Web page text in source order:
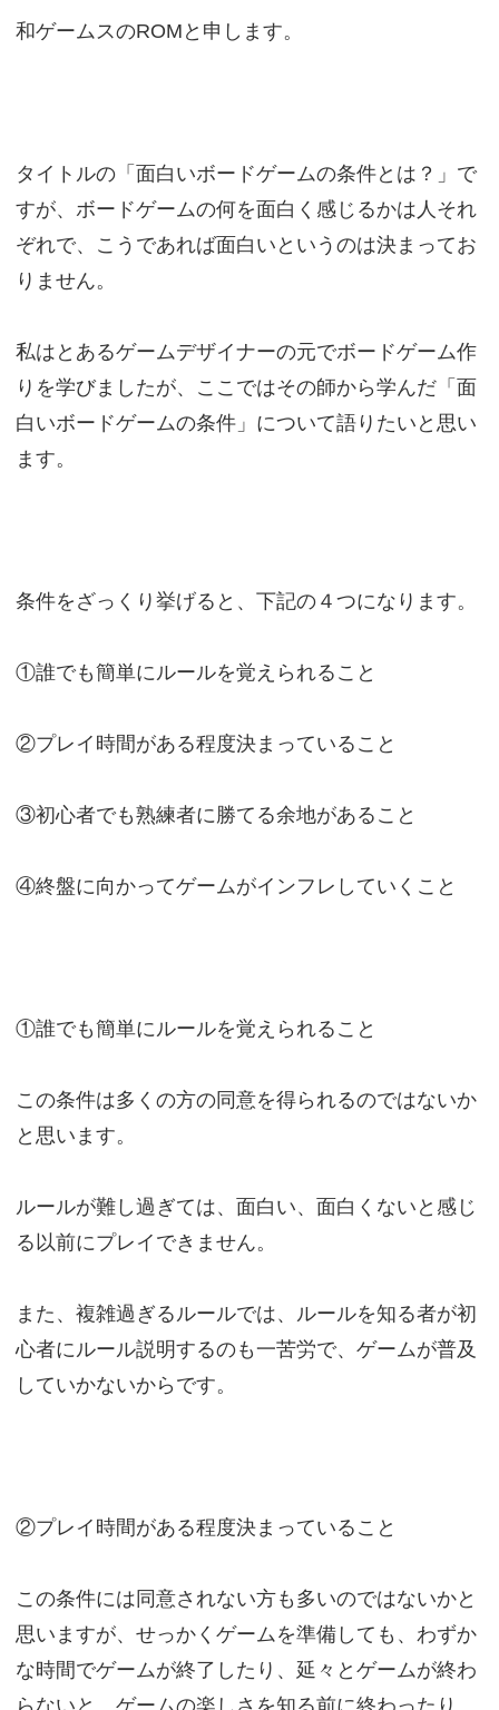
和ゲームスのROMと申します。
タイトルの「面白いボードゲームの条件とは？」で
すが、ボードゲームの何を面白く感じるかは人それ
ぞれで、こうであれば面白いというのは決まってお
りません。
私はとあるゲームデザイナーの元でボードゲーム作
りを学びましたが、ここではその師から学んだ「面
白いボードゲームの条件」について語りたいと思い
ます。
条件をざっくり挙げると、下記の４つになります。
①誰でも簡単にルールを覚えられること
②プレイ時間がある程度決まっていること
③初心者でも熟練者に勝てる余地があること
④終盤に向かってゲームがインフレしていくこと
①誰でも簡単にルールを覚えられること
この条件は多くの方の同意を得られるのではないか
と思います。
ルールが難し過ぎては、面白い、面白くないと感じ
る以前にプレイできません。
また、複雑過ぎるルールでは、ルールを知る者が初
心者にルール説明するのも一苦労で、ゲームが普及
していかないからです。
②プレイ時間がある程度決まっていること
この条件には同意されない方も多いのではないかと
思いますが、せっかくゲームを準備しても、わずか
な時間でゲームが終了したり、延々とゲームが終わ